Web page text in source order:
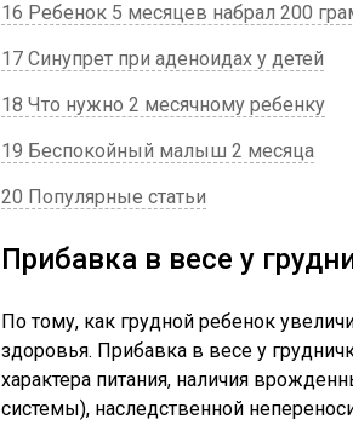
16 Ребенок 5 месяцев набрал 200
17 Синупрет при аденоидах у детей
18 Что нужно 2 месячному ребенку
19 Беспокойный малыш 2 месяца
20 Популярные статьи
Прибавка в весе у
По тому, как грудной ребенок
здоровья. Прибавка в весе у
характера питания, наличия
системы), наследственной